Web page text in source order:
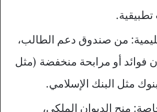
من صندوق دعم الطالب،
فوائد أو مرابحة منخفضة (مثل
منح الديوان الملكي،